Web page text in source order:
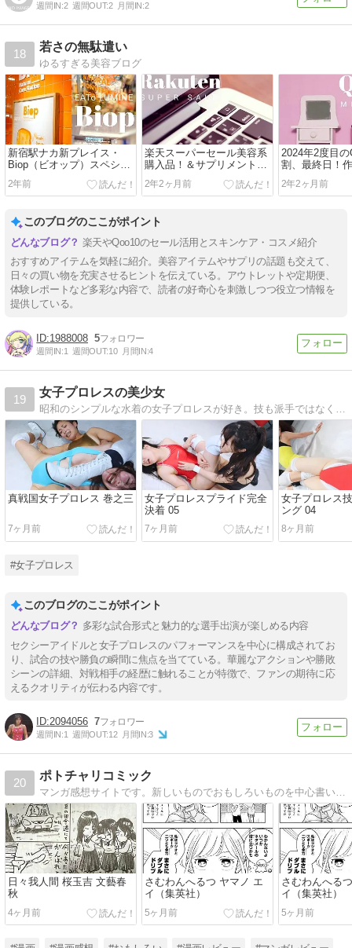
週間IN:2 週間OUT:2 月間IN:2
18
若さの無駄遣い
ゆるすぎる美容ブログ
新宿駅ナカ新プレイス・
Biop（ビオップ）スペシャ
ルキットの中身でよかった
もの８選
2年前
楽天スーパーセール美容系
購入品！＆サプリメントの
話題
2年2ヶ月前
2024年2度目
割、最終日！
紹介
2年2ヶ月前
このブログのここがポイント
楽天やQoo10のセール活用とスキンケア・コスメ紹介
おすすめアイテムを気軽に紹介。美容アイテムやサプリの話題も交えて、
日々の買い物を充実させるヒントを伝えている。アウトレットや定期便、
体験レポートなど多彩な内容で、読者の好奇心を刺激しつつ役立つ情報を
提供している。
1988008 5
週間IN:1 週間OUT:10 月間IN:4
19
女子プロレスの美少女
昭和のシンプルな水着の女子プロレスが好き。技も派手ではなくても女の『くんずほぐれつな』女の戦いにエロスを感じる。同じ人いますか？
真戦国女子プロレス 巻之三
7ヶ月前
女子プロレスプライド完全
決着 05
7ヶ月前
女子プロレス
ング 04
8ヶ月前
#女子プロレス
このブログのここがポイント
多彩な試合形式と魅力的な選手出演が楽しめる内容
セクシーアイドルと女子プロレスのパフォーマンスを中心に構成されてお
り、試合の技や勝負の瞬間に焦点を当てている。華麗なアクションや勝敗
シーンの詳細、対戦相手の経歴に触れることが特徴で、ファンの期待に応
えるクオリティが伝わる内容です。
2094056 7
週間IN:1 週間OUT:12 月間IN:3
20
ポトチャリコミック
マンガ感想サイトです。新しいものでおもしろいものを中心書いてます。This is a manga comment site. I write mainly about new and interesting manga.
日々我人間 桜玉吉 文藝春
秋
4ヶ月前
さむわんへるつ ヤマノ エ
イ（集英社）
5ヶ月前
さむわんへる
イ（集英社）
5ヶ月前